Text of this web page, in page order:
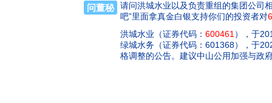
问董秘
请问洪城水业以及负责重组的集团公司
吧”里面拿真金白银支持你们的投资者对
洪城水业（证券代码： 600461 ），于
绿城水务（证券代码：601368），于
格调整的公告。建议中山公用加强与政